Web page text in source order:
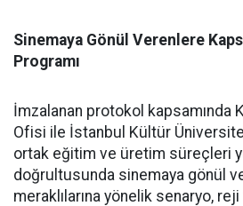
Sinemaya Gönül Verenlere
Programı
İmzalanan protokol kapsamında
Ofisi ile İstanbul Kültür
ortak eğitim ve üretim süreçleri
doğrultusunda sinemaya gönül
meraklılarına yönelik senaryo,